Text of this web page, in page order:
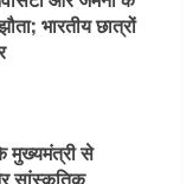
भारतीय छात्रों
मुख्यमंत्री से